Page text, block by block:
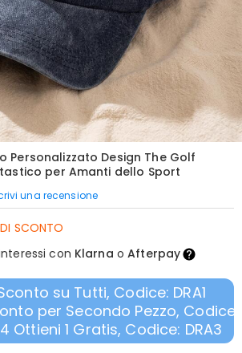
Personalizzato Design The Golf
per Amanti dello Sport
una recensione
SCONTO
con Klarna oAfterpay
su Tutti, Codice: DRA1
per Secondo Pezzo, Codice:
Ottieni 1 Gratis, Codice: DRA3